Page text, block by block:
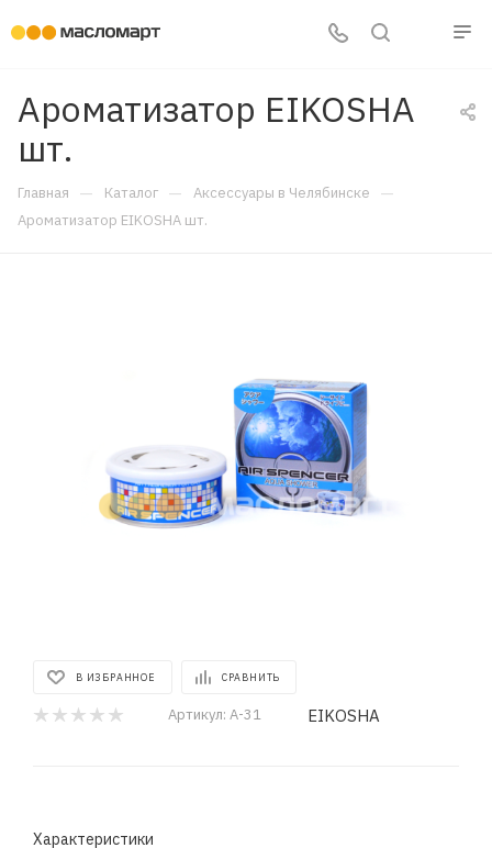
Ароматизатор EIKOSHA
шт.
Главная — Каталог — Аксессуары в Челябинске —
Ароматизатор EIKOSHA шт.
В ИЗБРАННОЕ СРАВНИТЬ
Артикул: A-31 EIKOSHA
Характеристики